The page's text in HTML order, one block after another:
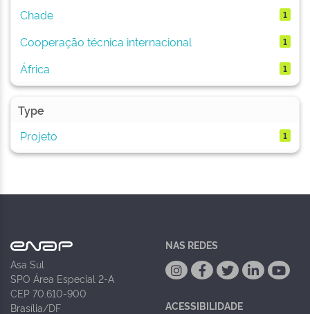
Chade 1
Cooperação técnica internacional 1
África 1
Type
Projeto
1
Asa Sul
SPO Área Especial 2-A
CEP 70.610-900
Brasília/DF
NAS REDES
ACESSIBILIDADE